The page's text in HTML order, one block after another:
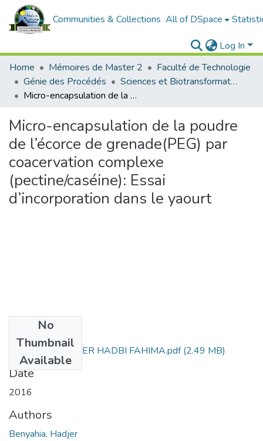
Communities & Collections All of DSpace
Log In
Home
Mémoires de Master 2
Faculté de Technologie
Génie des Procédés
Sciences et Biotransformation du Lait
Micro-encapsulation de la poudre de l’écorce de grenade(PEG) par coacervation complexe (pectine/caséine): Essai d’incorporation dans le yaourt
Micro-encapsulation de la poudre
de l’écorce de grenade(PEG) par
coacervation complexe
(pectine/caséine): Essai
d’incorporation dans le yaourt
No
Thumbnail
Available
BENYAHIA HADJER HADBI FAHIMA.pdf(2.49 MB)
Date
2016
Authors
Benyahia, Hadjer